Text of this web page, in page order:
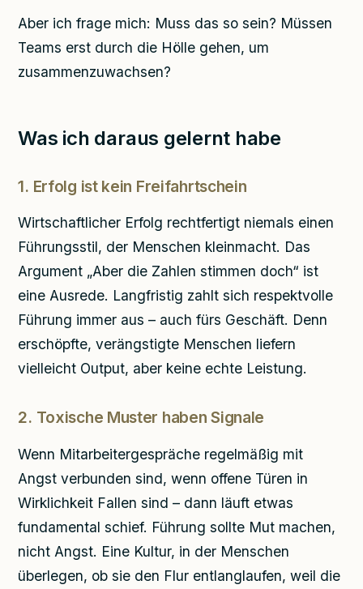
Aber ich frage mich: Muss das so sein? Müssen
Teams erst durch die Hölle gehen, um
zusammenzuwachsen?
Was ich daraus gelernt habe
1. Erfolg ist kein Freifahrtschein
Wirtschaftlicher Erfolg rechtfertigt niemals einen
Führungsstil, der Menschen kleinmacht. Das
Argument „Aber die Zahlen stimmen doch“ ist
eine Ausrede. Langfristig zahlt sich respektvolle
Führung immer aus – auch fürs Geschäft. Denn
erschöpfte, verängstigte Menschen liefern
vielleicht Output, aber keine echte Leistung.
2. Toxische Muster haben Signale
Wenn Mitarbeitergespräche regelmäßig mit
Angst verbunden sind, wenn offene Türen in
Wirklichkeit Fallen sind – dann läuft etwas
fundamental schief. Führung sollte Mut machen,
nicht Angst. Eine Kultur, in der Menschen
überlegen, ob sie den Flur entlanglaufen, weil die